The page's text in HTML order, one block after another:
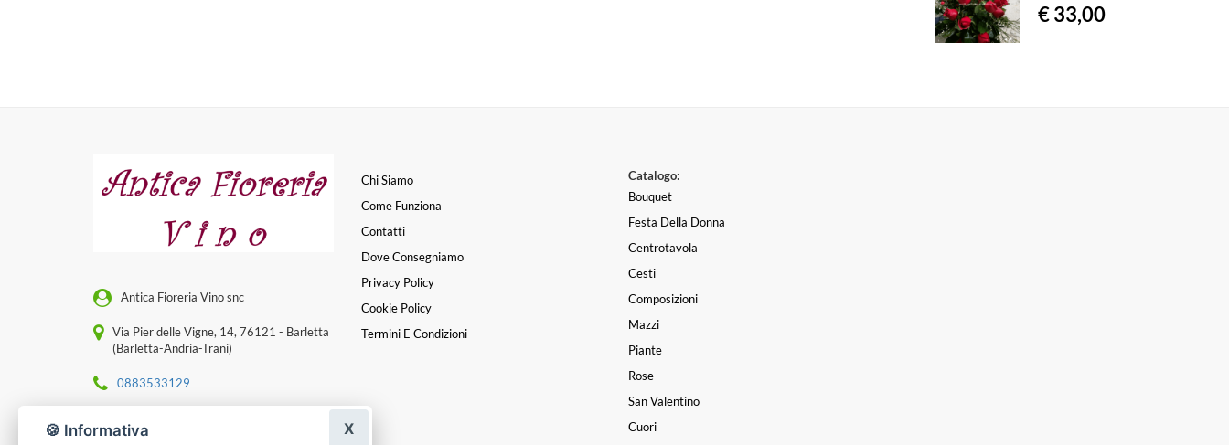
€ 33,00
Antica Fioreria Vino snc
Via Pier delle Vigne, 14, 76121 - Barletta
(Barletta-Andria-Trani)
0883533129
Chi Siamo
Come Funziona
Contatti
Dove Consegniamo
Privacy Policy
Cookie Policy
Termini E Condizioni
Catalogo:
Bouquet
Festa Della Donna
Centrotavola
Cesti
Composizioni
Mazzi
Piante
Rose
San Valentino
Cuori
🍪 Informativa X